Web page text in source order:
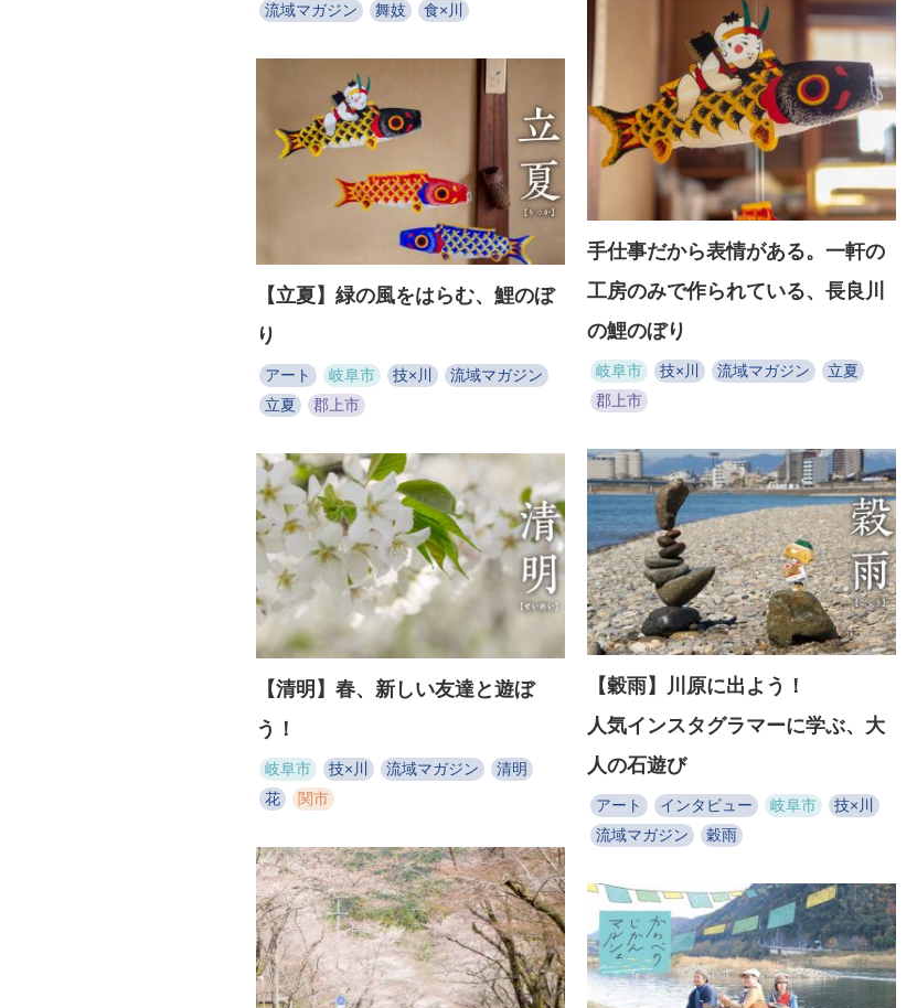
流域マガジン
舞妓 食×川
手仕事だから表情がある。一軒の
工房のみで作られている、長良川
の鯉のぼり
岐阜市 技×川 流域マガジン
立夏
郡上市
【立夏】緑の風をはらむ、鯉のぼ
り
アート 岐阜市 技×川
流域マガジン
立夏
郡上市
【穀雨】川原に出よう！
人気インスタグラマーに学ぶ、大
人の石遊び
アート インタビュー 岐阜市
技×川
流域マガジン
穀雨
【清明】春、新しい友達と遊ぼ
う！
岐阜市 技×川 流域マガジン
清明
花
関市